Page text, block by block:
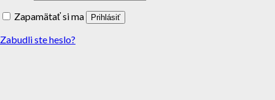
Zapamätať si ma
Prihlásiť
Zabudli ste heslo?